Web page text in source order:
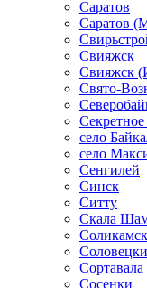
Саратов
Саратов
Свияжск
Свияжск
Свято-
Секретное
село
село
Сенгилей
Синск
Ситту
Скала
Соликамск
Сортавала
Сосенки